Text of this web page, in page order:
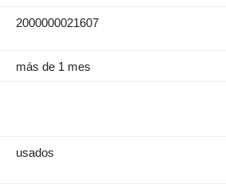
2000000021607
más de 1 mes
usados